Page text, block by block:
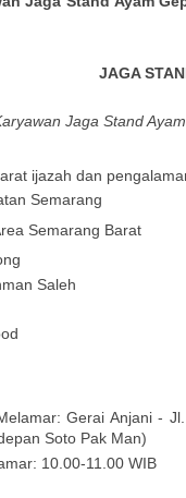
JAGA
Jaga Stand
ijazah dan
Semarang
Semarang Barat
Saleh
Gerai Anjani -
Soto Pak Man)
10.00-11.00 WIB